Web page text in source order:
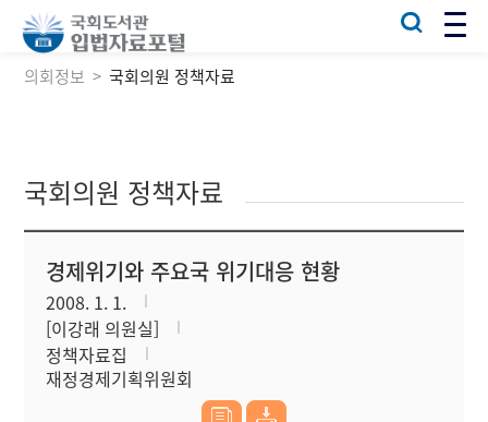
의회정보 국회의원 정책자료
국회의원 정책자료
경제위기와 주요국 위기대응 현황
2008. 1. 1.
[이강래 의원실]
정책자료집
재정경제기획위원회